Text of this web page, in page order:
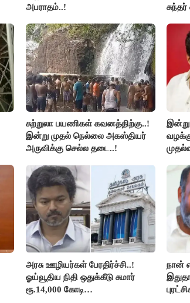
அபராதம்..!
சுற்றுலா பயணிகள் கவனத்திற்கு..!
இன்று முதல் நெல்லை அகஸ்தியர்
அருவிக்கு செல்ல தடை..!
இன்று
அரசு ஊழியர்கள் பேரதிர்ச்சி..!
ஓய்வூதிய நிதி ஒதுக்கீடு சுமார்
ரூ.14,000 கோடி
நான்